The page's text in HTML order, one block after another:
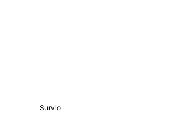
Survio